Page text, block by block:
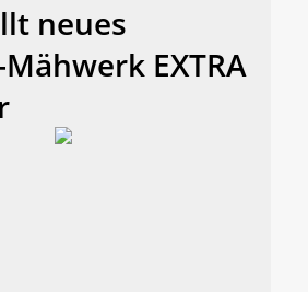
neues
EXTRA